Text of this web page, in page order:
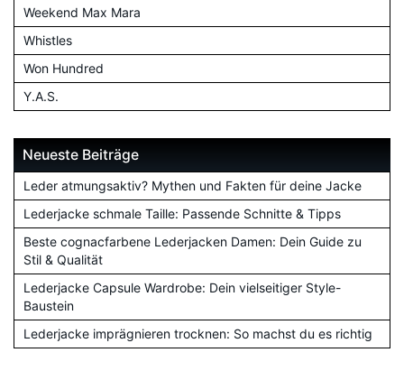
Weekend Max Mara
Whistles
Won Hundred
Y.A.S.
Neueste Beiträge
Leder atmungsaktiv? Mythen und Fakten für deine Jacke
Lederjacke schmale Taille: Passende Schnitte & Tipps
Beste cognacfarbene Lederjacken Damen: Dein Guide zu
Stil & Qualität
Lederjacke Capsule Wardrobe: Dein vielseitiger Style-
Baustein
Lederjacke imprägnieren trocknen: So machst du es richtig